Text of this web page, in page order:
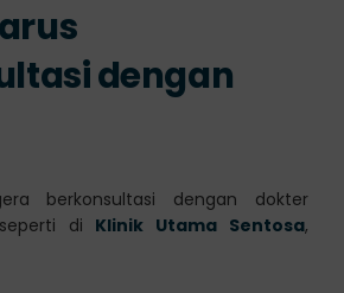
dengan
berkonsultasi dengan dokter
di Klinik Utama Sentosa,